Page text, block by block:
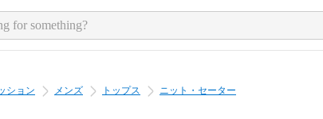
ション メンズ トップス ニット・セーター